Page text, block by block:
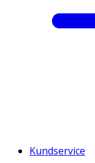
Kundservice